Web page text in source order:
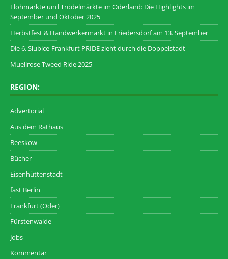
Flohmärkte und Trödelmärkte im Oderland: Die Highlights im
September und Oktober 2025
Herbstfest & Handwerkermarkt in Friedersdorf am 13. September
Die 6. Słubice-Frankfurt PRIDE zieht durch die Doppelstadt
Muellrose Tweed Ride 2025
REGION:
Advertorial
Aus dem Rathaus
Beeskow
Bücher
Eisenhüttenstadt
fast Berlin
Frankfurt (Oder)
Fürstenwalde
Jobs
Kommentar